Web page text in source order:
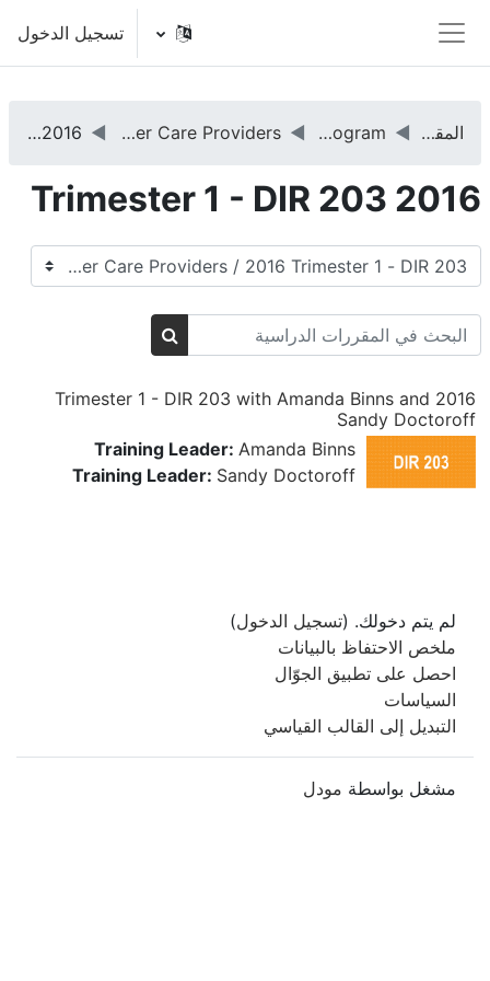
واجهة جانبية
تسجيل الدخول
المقررات الدراسية DIRFloortime® Training Program
DIR 203 - Coaching Caregivers, Teachers, or Other Care Providers
2016 Trimester 1 - DIR 203
2016 Trimester 1 - DIR 203
تصنيفات المقررات
البحث في المقررات الدراسية
البحث في المقررات
2016 Trimester 1 - DIR 203 with Amanda Binns and
Sandy Doctoroff
Training Leader: Amanda Binns
Training Leader: Sandy Doctoroff
لم يتم دخولك. (تسجيل الدخول)
ملخص الاحتفاظ بالبيانات
احصل على تطبيق الجوّال
السياسات
التبديل إلى القالب القياسي
مشغل بواسطة مودل